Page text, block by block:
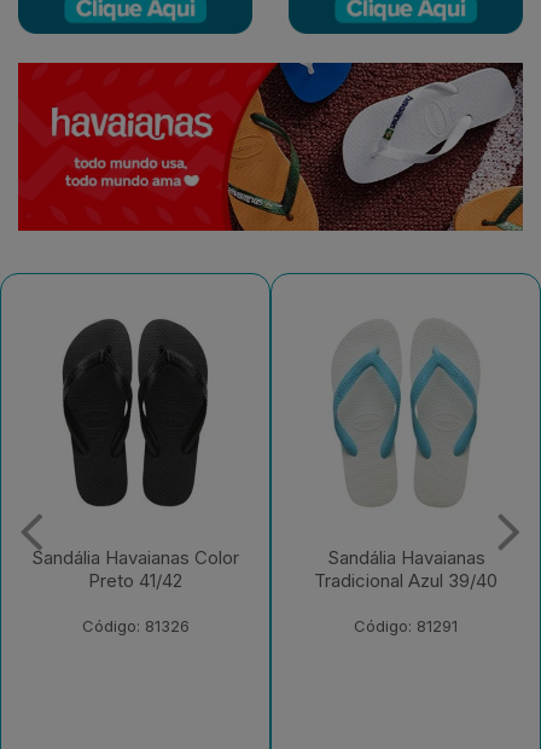
Color
Sandália Havaianas
Tradicional Azul 39/40
Código: 81291
Sandália
Basic Cinza
Código: